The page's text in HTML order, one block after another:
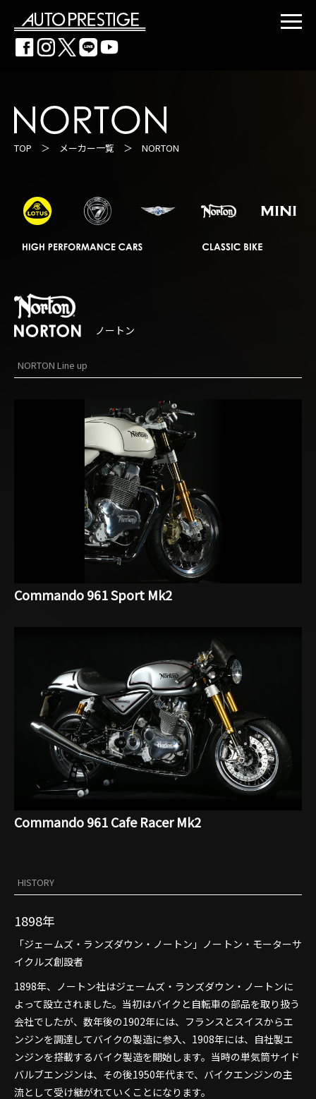
TOP ＞ メーカー一覧 ＞ NORTON
ノートン
NORTON Line up
Commando 961 Sport Mk2
Commando 961 Cafe Racer Mk2
HISTORY
1898年
「ジェームズ・ランズダウン・ノートン」ノートン・モーターサ
イクルズ創設者
1898年、ノートン社はジェームズ・ランズダウン・ノートンに
よって設立されました。当初はバイクと自転車の部品を取り扱う
会社でしたが、数年後の1902年には、フランスとスイスからエ
ンジンを調達してバイクの製造に参入、1908年には、自社製エ
ンジンを搭載するバイク製造を開始します。当時の単気筒サイド
バルブエンジンは、その後1950年代まで、バイクエンジンの主
流として受け継がれていくことになります。